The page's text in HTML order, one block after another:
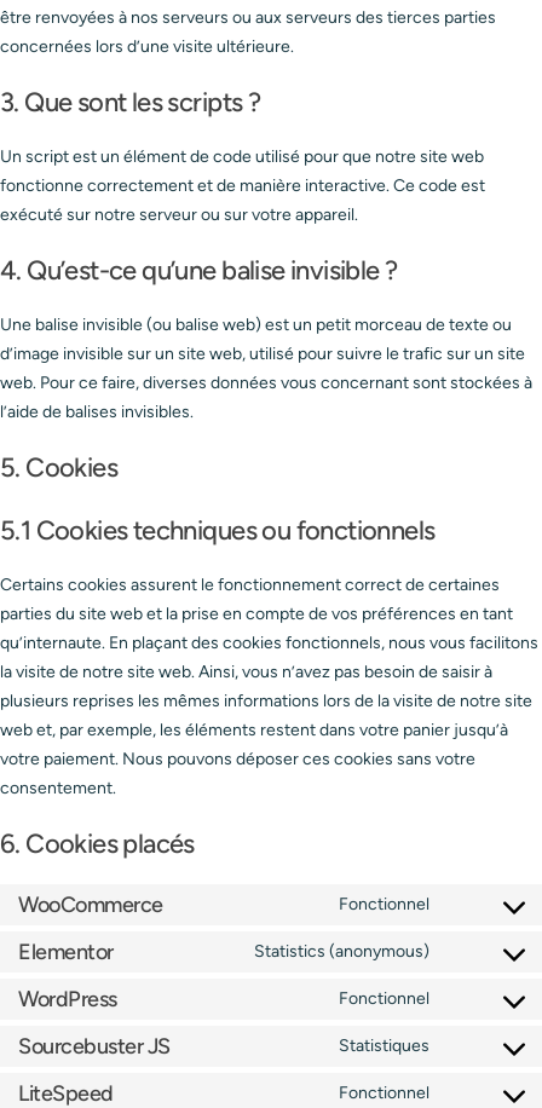
être renvoyées à nos serveurs ou aux serveurs des tierces parties
concernées lors d’une visite ultérieure.
3. Que sont les scripts ?
Un script est un élément de code utilisé pour que notre site web
fonctionne correctement et de manière interactive. Ce code est
exécuté sur notre serveur ou sur votre appareil.
4. Qu’est-ce qu’une balise invisible ?
Une balise invisible (ou balise web) est un petit morceau de texte ou
d’image invisible sur un site web, utilisé pour suivre le trafic sur un site
web. Pour ce faire, diverses données vous concernant sont stockées à
l’aide de balises invisibles.
5. Cookies
5.1 Cookies techniques ou fonctionnels
Certains cookies assurent le fonctionnement correct de certaines
parties du site web et la prise en compte de vos préférences en tant
qu’internaute. En plaçant des cookies fonctionnels, nous vous facilitons
la visite de notre site web. Ainsi, vous n’avez pas besoin de saisir à
plusieurs reprises les mêmes informations lors de la visite de notre site
web et, par exemple, les éléments restent dans votre panier jusqu’à
votre paiement. Nous pouvons déposer ces cookies sans votre
consentement.
6. Cookies placés
WooCommerce Fonctionnel
Elementor Statistics (anonymous)
WordPress Fonctionnel
Sourcebuster JS Statistiques
LiteSpeed Fonctionnel